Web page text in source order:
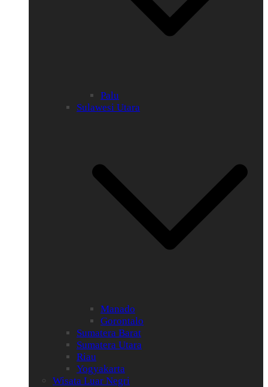
Palu
Sulawesi Utara
Manado
Gorontalo
Sumatera Barat
Sumatera Utara
Riau
Yogyakarta
Wisata Luar Negri